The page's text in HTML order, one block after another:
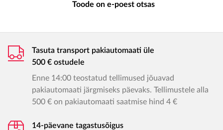
Toode on e-poest otsas
Tasuta transport pakiautomaati üle
500 € ostudele
Enne 14:00 teostatud tellimused jõuavad
pakiautomaati järgmiseks päevaks. Tellimustele alla
500 € on pakiautomaati saatmise hind 4 €
14-päevane tagastusõigus